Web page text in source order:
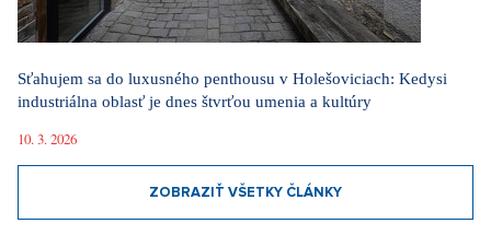
Sťahujem sa do luxusného penthousu v Holešoviciach: Kedysi
industriálna oblasť je dnes štvrťou umenia a kultúry
10. 3. 2026
ZOBRAZIŤ VŠETKY ČLÁNKY